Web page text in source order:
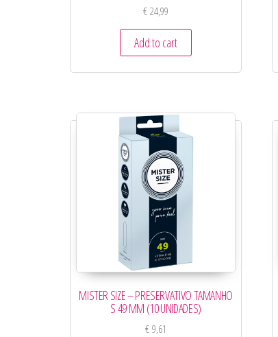
€24,99
Add to cart
MISTER SIZE – PRESERVATIVO TAMANHO
S 49 MM (10 UNIDADES)
€9,61